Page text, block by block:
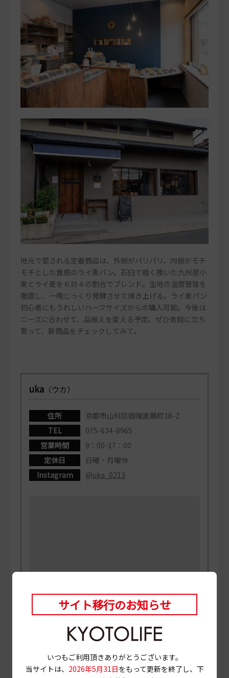
地元で愛される定番商品は、外側がパリパリ、内側がモチ
モチとした食感のライ麦パン。石臼で粗く挽いた九州産小
麦とライ麦を６対４の割合でブレンド。生地の温度管理を
徹底し、一晩じっくり発酵させて焼き上げる。ライ麦パン
初心者にもうれしいハーフサイズからの購入可能。今後は
ニーズに合わせて、品揃えを変える予定。ぜひ気軽に立ち
寄って、新商品をチェックしてみて。
uka （ウカ）
住所
京都市山科区御陵進藤町18-2
TEL
075-634-8965
営業時間
9：00-17：00
定休日
日曜・月曜休
Instagram
@uka_0213
PHOTO三村博史 MANABU
サイト移行のお知らせ
いつもご利用頂きありがとうございます。
当サイトは、 2026年5月31日をもって更新を終了し、下